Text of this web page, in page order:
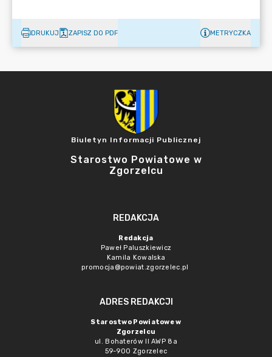
DRUKUJ ZAPISZ DO PDF METRYCZKA
Biuletyn Informacji Publicznej
Starostwo Powiatowe w
Zgorzelcu
REDAKCJA
Redakcja
Paweł Paluszkiewicz
Kamila Kowalska
promocja@powiat.zgorzelec.pl
ADRES REDAKCJI
Starostwo Powiatowe w
Zgorzelcu
ul. Bohaterów II AWP 8a
59-900 Zgorzelec